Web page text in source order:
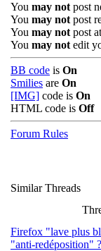
You may not post
You may not post
You may not post
You may not edit
BB code is On
Smilies are On
[IMG] code is On
HTML code is Off
Forum Rules
Similar Threads
Firefox "lave plus
"anti-redéposition"